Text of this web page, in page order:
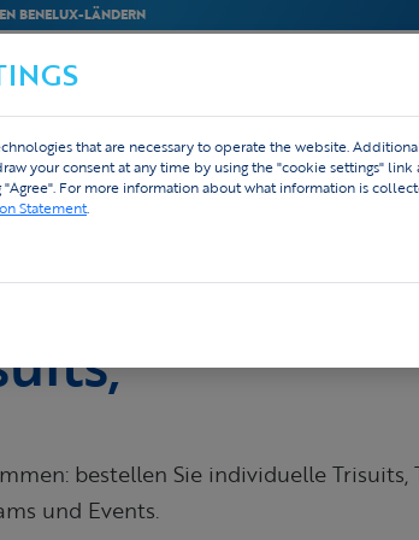
BENELUX-LÄNDERN
BEDRIJVEN
gestalten Products
bestellen Sie individuelle Trisuits,
und Events.
that are necessary to operate the website.
your consent at any time by using the "cookie settings"
For more information about what information is
Statement.